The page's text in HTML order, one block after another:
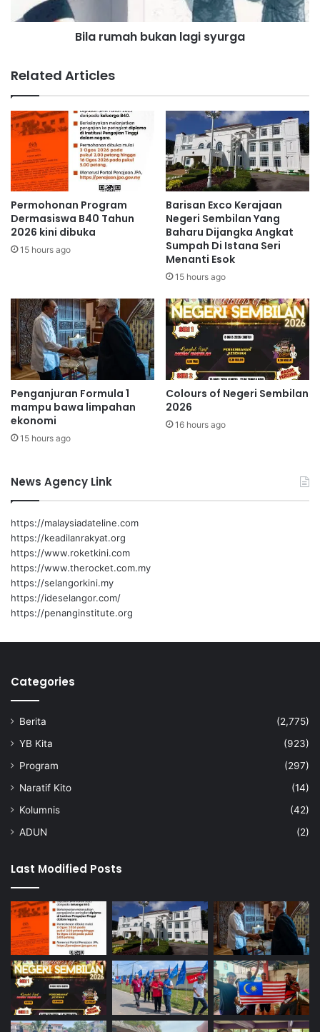
tindakan sewajarnya,” tambah beliau.
p
G
a
s
a
K
P
D
N
N
e
S
e
m
b
i
a
n
h
a
n
l
a
g
s
y
u
r
g
a
Bila rumah bukan lagi syurga
Related Articles
Permohonan Program
Dermasiswa B40 Tahun
2026 kini dibuka
15 hours ago
Barisan Exco Kerajaan
Negeri Sembilan Yang
Baharu Dijangka Angkat
Sumpah Di Istana Seri
Menanti Esok
15 hours ago
Penganjuran Formula 1
mampu bawa limpahan
ekonomi
15 hours ago
Colours of Negeri Sembilan
2026
16 hours ago
News Agency Link
https://malaysiadateline.com
https://keadilanrakyat.org
https://www.roketkini.com
https://www.therocket.com.my
https://selangorkini.my
https://ideselangor.com/
https://penanginstitute.org
Categories
Berita
(2,775)
YB Kita
(923)
Program
(297)
Naratif Kito
(14)
Kolumnis
(42)
ADUN
(2)
Last Modified Posts